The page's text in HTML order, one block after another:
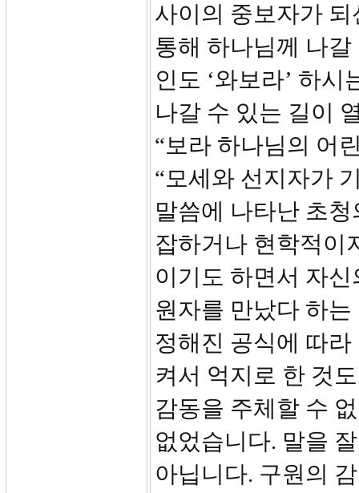
사이의 중보자가
통해 하나님께 나
인도 ‘와보라’ 하
나갈 수 있는 길이
“보라 하나님의 어
“모세와 선지자가
말씀에 나타난 초
잡하거나 현학적이
이기도 하면서 자
원자를 만났다 하
정해진 공식에 따
켜서 억지로 한 것
감동을 주체할 수
없었습니다. 말을
아닙니다. 구원의